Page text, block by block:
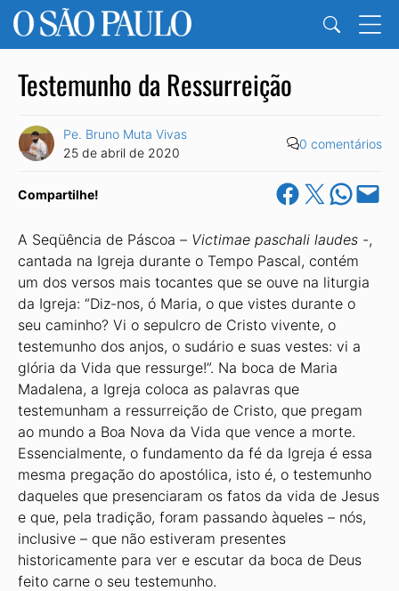
Testemunho da Ressurreição
Pe. Bruno Muta Vivas
25 de abril de 2020
0 comentários
Compartilhe! Share on Facebook
Share on X Share on
Email this
A Seqüência de Páscoa – Victimae paschali laudes -,
cantada na Igreja durante o Tempo Pascal, contém
um dos versos mais tocantes que se ouve na liturgia
da Igreja: “Diz-nos, ó Maria, o que vistes durante o
seu caminho? Vi o sepulcro de Cristo vivente, o
testemunho dos anjos, o sudário e suas vestes: vi a
glória da Vida que ressurge!”. Na boca de Maria
Madalena, a Igreja coloca as palavras que
testemunham a ressurreição de Cristo, que pregam
ao mundo a Boa Nova da Vida que vence a morte.
Essencialmente, o fundamento da fé da Igreja é essa
mesma pregação do apostólica, isto é, o testemunho
daqueles que presenciaram os fatos da vida de Jesus
e que, pela tradição, foram passando àqueles – nós,
inclusive – que não estiveram presentes
historicamente para ver e escutar da boca de Deus
feito carne o seu testemunho.